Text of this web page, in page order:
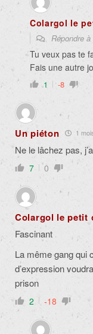
Colargol le
Répondre à
Tu veux pas te
Fais une autre
1 -8
Un piéton 1
Ne le lâchez pas,
7 0
Colargol le petit
Fascinant
La même gang qui
d’expression
prison
2 -18